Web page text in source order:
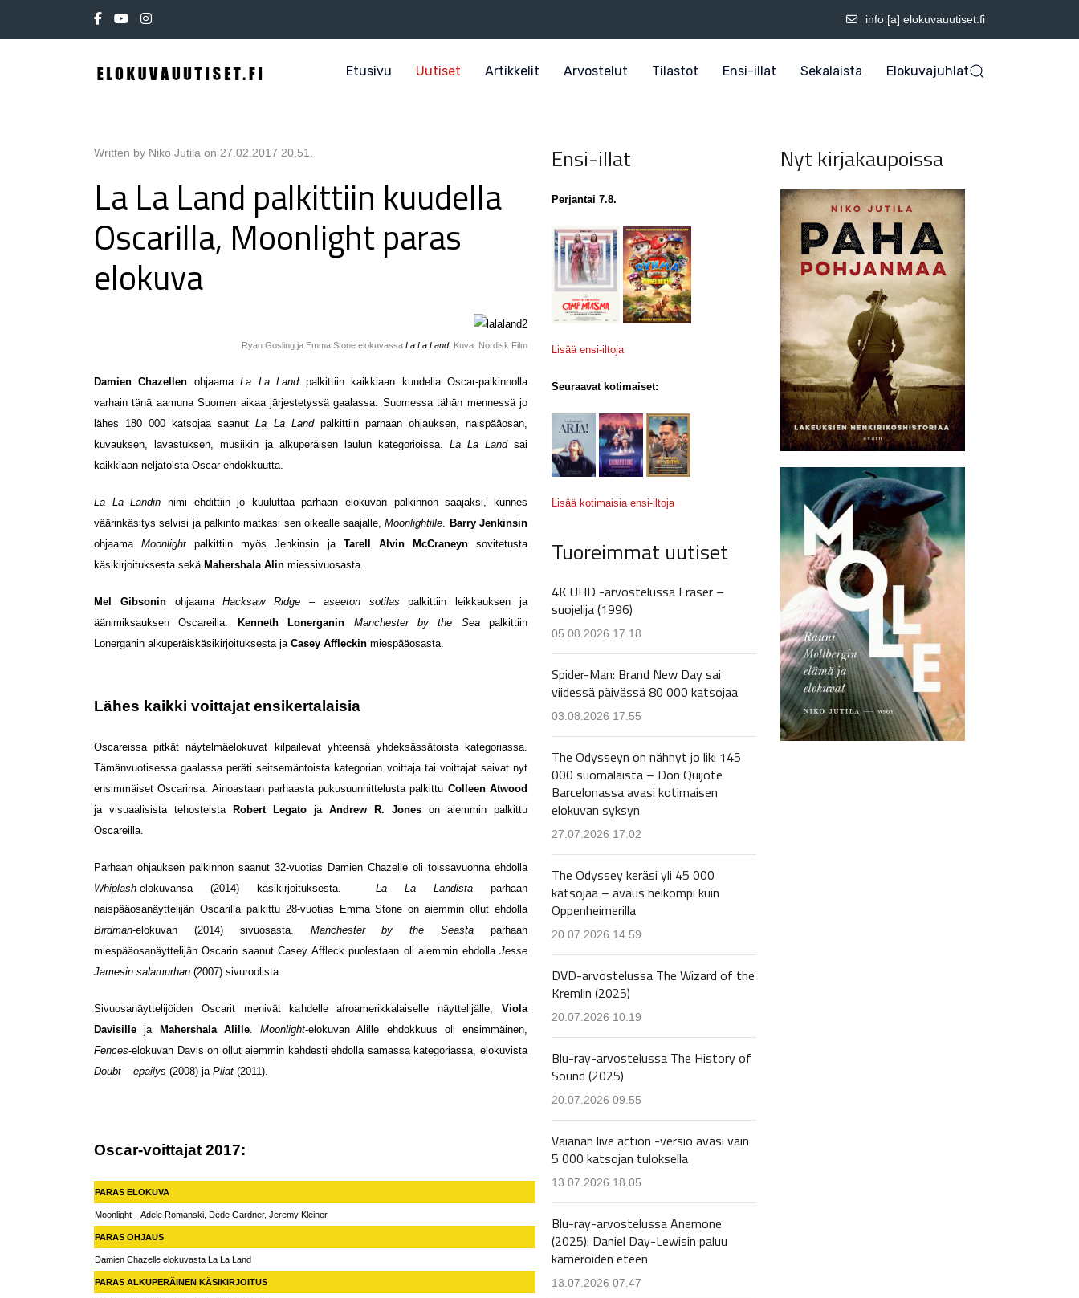
info [a] elokuvauutiset.fi
Etusivu Uutiset Artikkelit Arvostelut Tilastot Ensi-illat Sekalaista Elokuvajuhlat
Written by Niko Jutila on 27.02.2017 20.51
La La Land palkittiin kuudella
Oscarilla, Moonlight paras
elokuva
Ryan Gosling ja Emma Stone elokuvassa La La Land. Kuva: Nordisk Film
Damien Chazellen ohjaamaLa La Landpalkittiin kaikkiaan kuudella Oscar-palkinnolla
varhain tänä aamuna Suomen aikaa järjestetyssä gaalassa. Suomessa tähän mennessä jo
lähes 180 000 katsojaa saanutLa La Land palkittiin parhaan ohjauksen, naispääosan,
kuvauksen, lavastuksen, musiikin ja alkuperäisen laulun kategorioissa. La La Land sai
kaikkiaan neljätoista Oscar-ehdokkuutta.
La La Landin nimi ehdittiin jo kuuluttaa parhaan elokuvan palkinnon saajaksi, kunnes
väärinkäsitys selvisi ja palkinto matkasi sen oikealle saajalle,Moonlightille Barry Jenkinsin
ohjaamaMoonlightpalkittiin myös Jenkinsin ja Tarell Alvin McCraneynsovitetusta
käsikirjoituksesta sekä Mahershala Alin miessivuosasta.
Mel Gibsonin ohjaamaHacksaw Ridge – aseeton sotilas palkittiin leikkauksen ja
äänimiksauksen Oscareilla. Kenneth Lonerganin Manchester by the Sea palkittiin
Lonerganin alkuperäiskäsikirjoituksesta ja Casey Affleckin miespääosasta.
Lähes kaikki voittajat ensikertalaisia
Oscareissa pitkät näytelmäelokuvat kilpailevat yhteensä yhdeksässätoista kategoriassa.
Tämänvuotisessa gaalassa peräti seitsemäntoista kategorian voittaja tai voittajat saivat nyt
ensimmäiset Oscarinsa. Ainoastaan parhaasta pukusuunnittelusta palkittu Colleen Atwood
ja visuaalisista tehosteista Robert Legato ja Andrew R. Jones on aiemmin palkittu
Oscareilla.
Parhaan ohjauksen palkinnon saanut 32-vuotias Damien Chazelle oli toissavuonna ehdolla
Whiplash-elokuvansa (2014) käsikirjoituksesta.La La Landistaparhaan
naispääosanäyttelijän Oscarilla palkittu 28-vuotias Emma Stone on aiemmin ollut ehdolla
Birdman-elokuvan (2014) sivuosasta. Manchester by the Seastaparhaan
miespääosanäyttelijän Oscarin saanut Casey Affleck puolestaan oli aiemmin ehdolla Jesse
Jamesin salamurhan (2007) sivuroolista.
Sivuosanäyttelijöiden Oscarit menivät kahdelle afroamerikkalaiselle näyttelijälle, Viola
Davisilleja Mahershala Alille. Moonlight-elokuvan Alille ehdokkuus oli ensimmäinen
Fences-elokuvan Davis on ollut aiemmin kahdesti ehdolla samassa kategoriassa, elokuvista
Doubt – epäilys (2008) ja Piiat (2011).
Oscar-voittajat 2017:
PARAS ELOKUVA
Moonlight – Adele Romanski, Dede Gardner, Jeremy Kleiner
PARAS OHJAUS
Damien Chazelle elokuvasta La La Land
PARAS ALKUPERÄINEN KÄSIKIRJOITUS
Ensi-illat
Perjantai 7.8.
Lisää ensi-iltoja
Seuraavat kotimaiset:
Lisää kotimaisia ensi-iltoja
Tuoreimmat uutiset
4K UHD -arvostelussa Eraser –
suojelija (1996)
05.08.2026 17.18
Spider-Man: Brand New Day sai
viidessä päivässä 80 000 katsojaa
03.08.2026 17.55
The Odysseyn on nähnyt jo liki 145
000 suomalaista – Don Quijote
Barcelonassa avasi kotimaisen
elokuvan syksyn
27.07.2026 17.02
The Odyssey keräsi yli 45 000
katsojaa – avaus heikompi kuin
Oppenheimerilla
20.07.2026 14.59
DVD-arvostelussa The Wizard of the
Kremlin (2025)
20.07.2026 10.19
Blu-ray-arvostelussa The History of
Sound (2025)
20.07.2026 09.55
Vaianan live action -versio avasi vain
5 000 katsojan tuloksella
13.07.2026 18.05
Blu-ray-arvostelussa Anemone
(2025): Daniel Day-Lewisin paluu
kameroiden eteen
13.07.2026 07.47
Nyt kirjakaupoissa